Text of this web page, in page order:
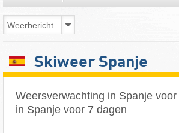
Skiweer Spanje
Weersverwachting in Spanje
in Spanje voor 7 dagen